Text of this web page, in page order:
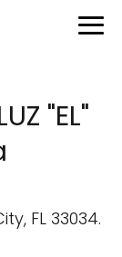
"EL"
FL 33034.